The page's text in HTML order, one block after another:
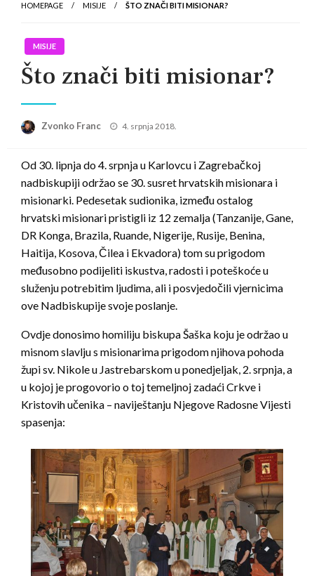
HOMEPAGE MISIJE ŠTO ZNAČI BITI MISIONAR?
MISIJE
Što znači biti misionar?
Zvonko Franc
Posted
4. srpnja 2018.
Od 30. lipnja do 4. srpnja u Karlovcu i Zagrebačkoj
nadbiskupiji održao se 30. susret hrvatskih misionara i
misionarki. Pedesetak sudionika, između ostalog
hrvatski misionari pristigli iz 12 zemalja (Tanzanije, Gane,
DR Konga, Brazila, Ruande, Nigerije, Rusije, Benina,
Haitija, Kosova, Čilea i Ekvadora) tom su prigodom
međusobno podijeliti iskustva, radosti i poteškoće u
služenju potrebitim ljudima, ali i posvjedočili vjernicima
ove Nadbiskupije svoje poslanje.
Ovdje donosimo homiliju biskupa Šaška koju je održao u
misnom slavlju s misionarima prigodom njihova pohoda
župi sv. Nikole u Jastrebarskom u ponedjeljak, 2. srpnja, a
u kojoj je progovorio o toj temeljnoj zadaći Crkve i
Kristovih učenika – naviještanju Njegove Radosne Vijesti
spasenja: